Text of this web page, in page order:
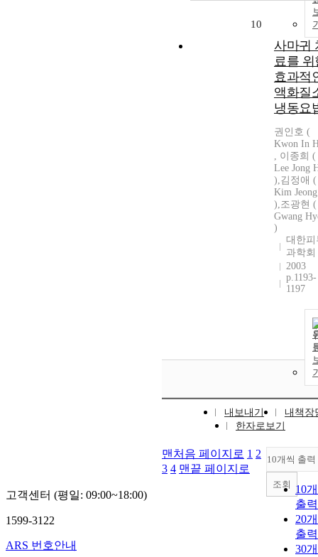
10
사마귀
료를 위
효과적
액화질
냉동요
권인호 (
Kwon In
, 이종희 (
Lee Jong
),김정애 (
Kim
),조광현 (
Gwang
)
대한피
과학회
2003
p.1193-
1197
내보내기
내책장
한자로보기
10개씩 출력
10
출력
20
출력
30
조회
맨처음 페이지로 1 2
3 4 맨끝 페이지로
고객센터 (평일: 09:00~18:00)
1599-3122
ARS 번호안내